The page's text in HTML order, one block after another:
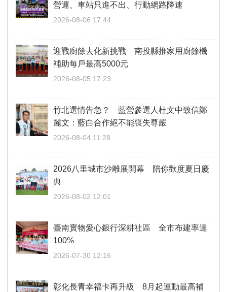
營運、車站只進不出、行動網路降速
2026-08-06 17:44
迎戰廚餘去化新挑戰 南投縣推家用廚餘機
補助每戶最高5000元
2026-08-05 17:23
竹北選情告急？ 藍營參選人杜文中致信鄭
麗文：藍白合作絕不能喪失尊嚴
2026-08-04 11:28
2026八里城市沙雕展開幕 陪你歡度夏日慶
典
2026-08-02 12:01
臺南實物愛心銀行深耕社區 全市布建率達
100%
2026-07-30 12:16
彰化長青幸福卡再升級 8月起運動最高補